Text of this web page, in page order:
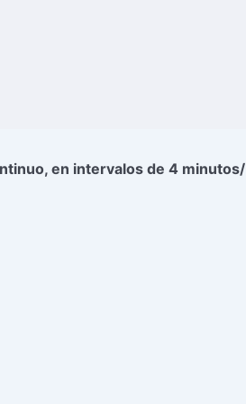
en intervalos de 4 minutos/